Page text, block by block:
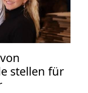
stellen für